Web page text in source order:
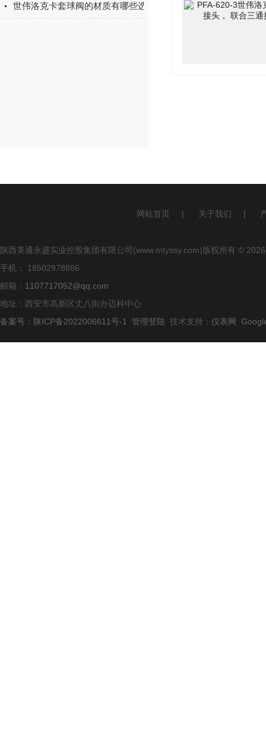
世伟洛克卡套球阀的材质有哪些选择
网站首页 | 关于我们 |
陕西美通永盛实业控股集团有限公司(www.mtyssy.com)版权所有 © 2026
手机： 18502978886
邮箱： 1107717052@qq.com
地址：西安市高新区丈八街办迈科中心
备案号：陕ICP备2022006611号-1
管理登陆 技术支持： 仪表网